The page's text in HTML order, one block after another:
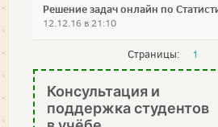
Решение задач онлайн по
12.12.16 в 21:10
Страницы: 1
Консультация и
поддержка студентов